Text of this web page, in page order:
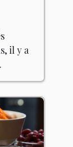
il y a